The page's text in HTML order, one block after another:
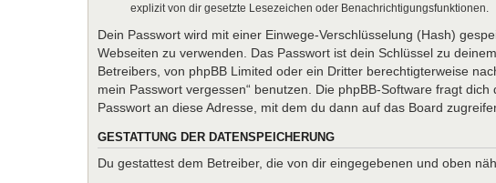
explizit von dir gesetzte Lesezeichen oder Benachrichtigungsfunktionen.
Dein Passwort wird mit einer Einwege-Verschlüsselung (Hash)
Webseiten zu verwenden. Das Passwort ist dein Schlüssel zu
Betreibers, von phpBB Limited oder ein Dritter berechtigterweise
mein Passwort vergessen“ benutzen. Die phpBB-Software fragt
Passwort an diese Adresse, mit dem du dann auf das Board
GESTATTUNG DER DATENSPEICHERUNG
Du gestattest dem Betreiber, die von dir eingegebenen und oben